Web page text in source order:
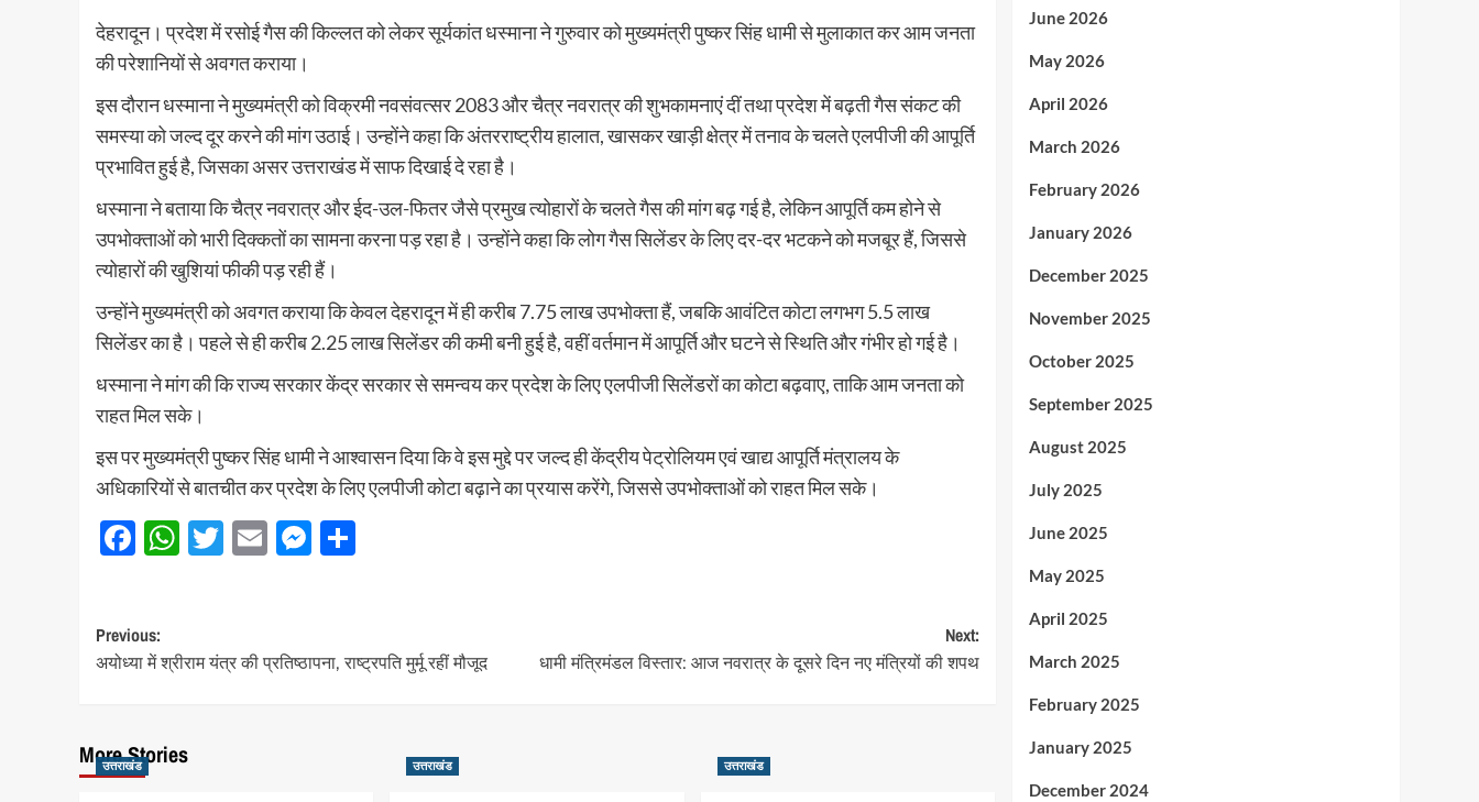
देहरादून। प्रदेश में रसोई गैस की किल्लत को लेकर सूर्यकांत धस्माना ने गुरुवार को मुख्यमंत्री पुष्कर सिंह धामी से मुलाकात कर आम जनता
की परेशानियों से अवगत कराया।
इस दौरान धस्माना ने मुख्यमंत्री को विक्रमी नवसंवत्सर 2083 और चैत्र नवरात्र की शुभकामनाएं दीं तथा प्रदेश में बढ़ती गैस संकट की
समस्या को जल्द दूर करने की मांग उठाई। उन्होंने कहा कि अंतरराष्ट्रीय हालात, खासकर खाड़ी क्षेत्र में तनाव के चलते एलपीजी की आपूर्ति
प्रभावित हुई है, जिसका असर उत्तराखंड में साफ दिखाई दे रहा है।
धस्माना ने बताया कि चैत्र नवरात्र और ईद-उल-फितर जैसे प्रमुख त्योहारों के चलते गैस की मांग बढ़ गई है, लेकिन आपूर्ति कम होने से
उपभोक्ताओं को भारी दिक्कतों का सामना करना पड़ रहा है। उन्होंने कहा कि लोग गैस सिलेंडर के लिए दर-दर भटकने को मजबूर हैं, जिससे
त्योहारों की खुशियां फीकी पड़ रही हैं।
उन्होंने मुख्यमंत्री को अवगत कराया कि केवल देहरादून में ही करीब 7.75 लाख उपभोक्ता हैं, जबकि आवंटित कोटा लगभग 5.5 लाख
सिलेंडर का है। पहले से ही करीब 2.25 लाख सिलेंडर की कमी बनी हुई है, वहीं वर्तमान में आपूर्ति और घटने से स्थिति और गंभीर हो गई है।
धस्माना ने मांग की कि राज्य सरकार केंद्र सरकार से समन्वय कर प्रदेश के लिए एलपीजी सिलेंडरों का कोटा बढ़वाए, ताकि आम जनता को
राहत मिल सके।
इस पर मुख्यमंत्री पुष्कर सिंह धामी ने आश्वासन दिया कि वे इस मुद्दे पर जल्द ही केंद्रीय पेट्रोलियम एवं खाद्य आपूर्ति मंत्रालय के
अधिकारियों से बातचीत कर प्रदेश के लिए एलपीजी कोटा बढ़ाने का प्रयास करेंगे, जिससे उपभोक्ताओं को राहत मिल सके।
Facebook
WhatsApp
Twitter
EmailMessenger
Post
navigation
Previous:
अयोध्या में श्रीराम यंत्र की प्रतिष्ठापना, राष्ट्रपति मुर्मू रहीं मौजूद
Next:
धामी मंत्रिमंडल विस्तार: आज नवरात्र के दूसरे दिन नए मंत्रियों की शपथ
More Stories
उत्तराखंड उत्तराखंड उत्तराखंड
June 2026
May 2026
April 2026
March 2026
February 2026
January 2026
December 2025
November 2025
October 2025
September 2025
August 2025
July 2025
June 2025
May 2025
April 2025
March 2025
February 2025
January 2025
December 2024